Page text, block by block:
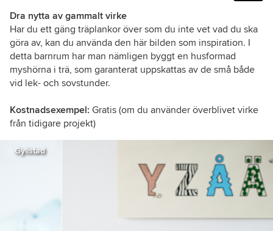
Dra nytta av gammalt virke
Har du ett gäng träplankor över som du inte vet vad du ska
göra av, kan du använda den här bilden som inspiration. I
detta barnrum har man nämligen byggt en husformad
myshörna i trä, som garanterat uppskattas av de små både
vid lek- och sovstunder.
Kostnadsexempel: Gratis (om du använder överblivet virke
från tidigare projekt)
Gyllstad